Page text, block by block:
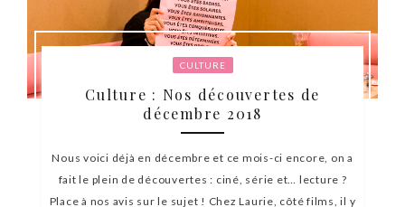
CULTURE
Culture : Nos découvertes de
décembre 2018
Nous voici déjà en décembre et ce mois-ci encore, on a
fait le plein de découvertes : ciné, série et… lecture ?
Place à nos avis sur le sujet ! Chez Laurie, côté films, il y